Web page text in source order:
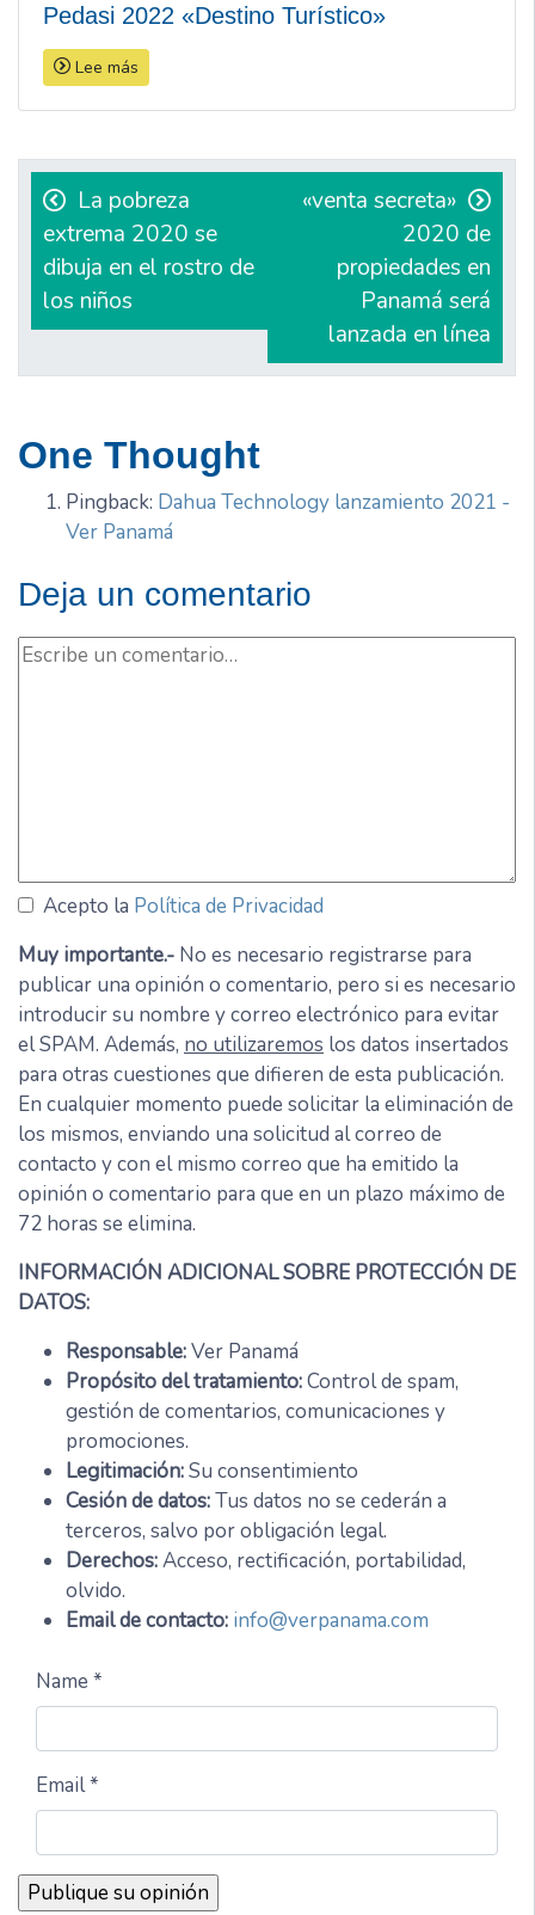
Pedasi 2022 «Destino Turístico»
Lee más
Navegación
de
entradas
La pobreza
extrema 2020 se
dibuja en el rostro de
los niños
«venta secreta»
2020 de
propiedades en
Panamá será
lanzada en línea
One Thought
Pingback: Dahua Technology lanzamiento 2021 -
Ver Panamá
Deja un comentario
Acepto la Política de Privacidad
Muy importante.- No es necesario registrarse para
publicar una opinión o comentario, pero si es necesario
introducir su nombre y correo electrónico para evitar
el SPAM. Además, no utilizaremos los datos insertados
para otras cuestiones que difieren de esta publicación.
En cualquier momento puede solicitar la eliminación de
los mismos, enviando una solicitud al correo de
contacto y con el mismo correo que ha emitido la
opinión o comentario para que en un plazo máximo de
72 horas se elimina.
INFORMACIÓN ADICIONAL SOBRE PROTECCIÓN DE
DATOS:
Responsable:Ver Panamá
Propósito del tratamiento:Control de spam,
gestión de comentarios, comunicaciones y
promociones.
Legitimación:Su consentimiento
Cesión de datos:Tus datos no se cederán a
terceros, salvo por obligación legal.
Derechos:Acceso, rectificación, portabilidad,
olvido.
Email de contacto: info@verpanama.com
Name *
Email *